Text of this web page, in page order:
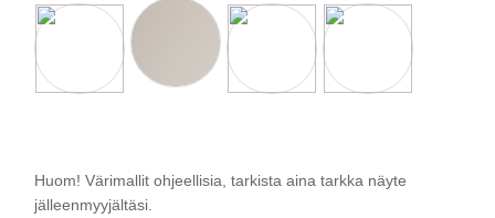
Huom! Värimallit ohjeellisia, tarkista aina tarkka näyte
jälleenmyyjältäsi.